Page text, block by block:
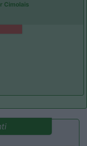
Cimolais